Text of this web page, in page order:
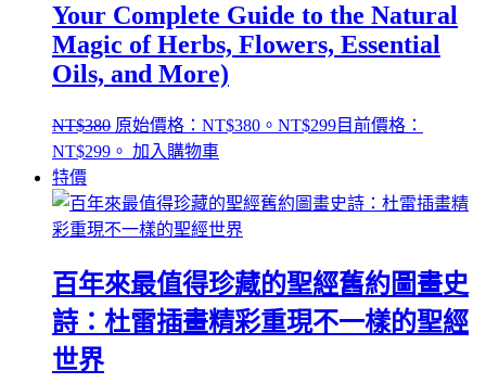
Your Complete Guide to the Natural
Magic of Herbs, Flowers, Essential
Oils, and More)
NT$380 原始價格：NT$380。 NT$299目前價格：
NT$299。 加入購物車
特價
百年來最值得珍藏的聖經舊約圖畫史
詩：杜雷插畫精彩重現不一樣的聖經
世界